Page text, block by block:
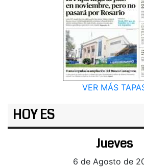
VER MÁS
HOY ES
Jueves
6 de Agosto de